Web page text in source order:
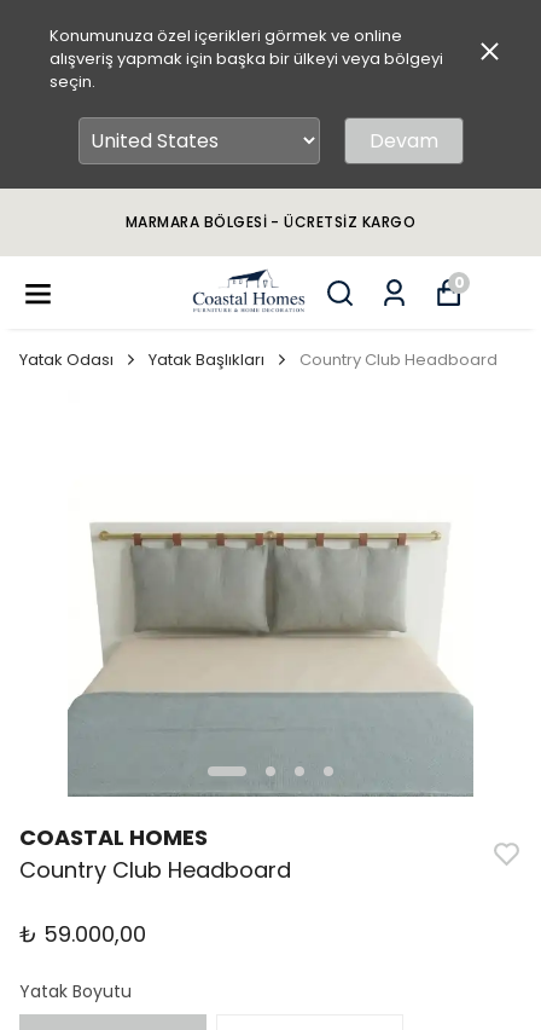
Konumunuza özel içerikleri görmek ve online
alışveriş yapmak için başka bir ülkeyi veya bölgeyi
seçin.
Devam
MARMARA BÖLGESİ - ÜCRETSİZ KARGO
0
Yatak Odası Yatak Başlıkları Country Club Headboard
COASTAL HOMES
Country Club Headboard
₺ 59.000,00
Yatak Boyutu